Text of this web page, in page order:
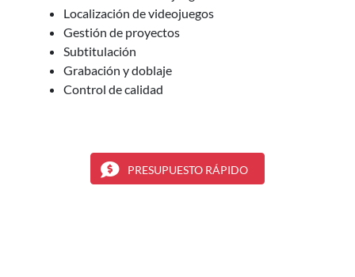
Localización de videojuegos
Gestión de proyectos
Subtitulación
Grabación y doblaje
Control de calidad
PRESUPUESTO RÁPIDO